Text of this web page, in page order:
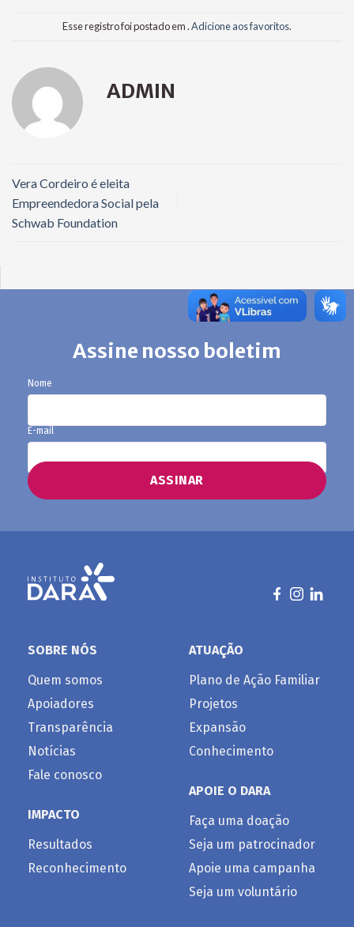
Esse registro foi postado em .Adicione aos favoritos.
ADMIN
Vera Cordeiro é eleita
Empreendedora Social pela
Schwab Foundation
Assine nosso boletim
Nome
E-mail
SOBRE NÓS
Quem somos
Apoiadores
Transparência
Notícias
Fale conosco
IMPACTO
Resultados
Reconhecimento
ATUAÇÃO
Plano de Ação Familiar
Projetos
Expansão
Conhecimento
APOIE O DARA
Faça uma doação
Seja um patrocinador
Apoie uma campanha
Seja um voluntário